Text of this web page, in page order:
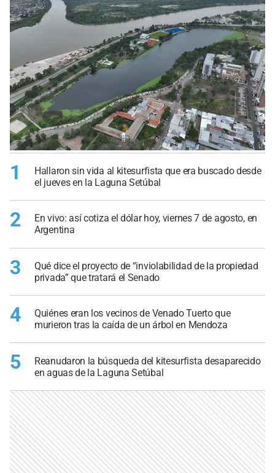
1
Hallaron sin vida al kitesurfista que era buscado desde
el jueves en la Laguna Setúbal
2
En vivo: así cotiza el dólar hoy, viernes 7 de agosto, en
Argentina
3
Qué dice el proyecto de “inviolabilidad de la propiedad
privada” que tratará el Senado
4
Quiénes eran los vecinos de Venado Tuerto que
murieron tras la caída de un árbol en Mendoza
5
Reanudaron la búsqueda del kitesurfista desaparecido
en aguas de la Laguna Setúbal